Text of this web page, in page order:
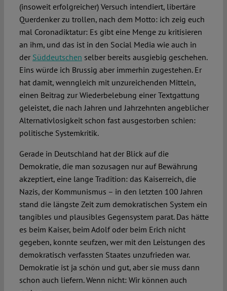
(insoweit erfolgreicher) Versuch intendiert, libertäre
Querdenker zu trollen, nach dem Motto: ich zeig euch
mal Coronadiktatur: Es gibt eine Menge zu kritisieren
an ihm, und das ist in den Social Media wie auch in
der Süddeutschen selber bereits ausgiebig geschehen.
Eins würde ich Brussig aber immerhin zugestehen. Er
hat damit, wenngleich mit unzureichenden Mitteln,
einen Beitrag zur Wiederbelebung einer Textgattung
geleistet, die nach Jahren und Jahrzehnten angeblicher
Alternativlosigkeit schon fast ausgestorben schien:
politische Systemkritik.
Gerade in Deutschland hat der Blick auf die
Demokratie, die man sozusagen nur auf Bewährung
akzeptiert, eine lange Tradition: das Kaiserreich, die
Nazis, der Kommunismus – in den letzten 100 Jahren
stand die längste Zeit zum demokratischen System ein
tangibles und plausibles Gegensystem parat. Das hätte
es beim Kaiser, beim Adolf oder beim Erich nicht
gegeben, konnte seufzen, wer mit den Leistungen des
demokratisch verfassten Staates unzufrieden war.
Demokratie ist ja schön und gut, aber sie muss dann
schon auch liefern. Wenn nicht: Wir können auch